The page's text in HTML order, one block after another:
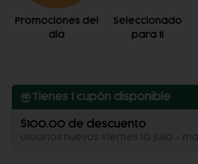
Promociones del
día
Seleccionado
para ti
Tienes 1 cupón disponible
$100.00 de descuento
Usuarios nuevos Viernes 10 julio -